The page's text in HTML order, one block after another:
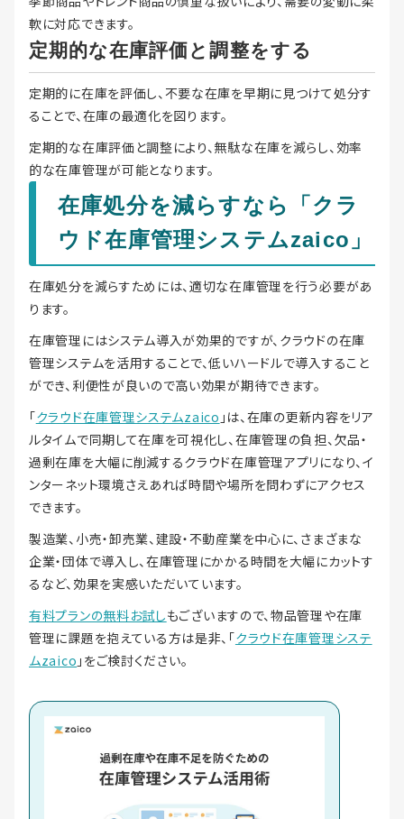
軟に対応できます。
定期的な在庫評価と調整をする
定期的に在庫を評価し、不要な在庫を早期に見つけて処分す
ることで、在庫の最適化を図ります。
定期的な在庫評価と調整により、無駄な在庫を減らし、効率
的な在庫管理が可能となります。
在庫処分を減らすなら「クラ
ウド在庫管理システムzaico」
在庫処分を減らすためには、適切な在庫管理を行う必要があ
ります。
在庫管理にはシステム導入が効果的ですが、クラウドの在庫
管理システムを活用することで、低いハードルで導入すること
ができ、利便性が良いので高い効果が期待できます。
「クラウド在庫管理システムzaico 」は、在庫の更新内容をリア
ルタイムで同期して在庫を可視化し、在庫管理の負担、欠品・
過剰在庫を大幅に削減するクラウド在庫管理アプリになり、イ
ンターネット環境さえあれば時間や場所を問わずにアクセス
できます。
製造業、小売・卸売業、建設・不動産業を中心に、さまざまな
企業・団体で導入し、在庫管理にかかる時間を大幅にカットす
るなど、効果を実感いただいています。
有料プランの無料お試しもございますので、物品管理や在庫
管理に課題を抱えている方は是非、「クラウド在庫管理システ
ムzaico 」をご検討ください。